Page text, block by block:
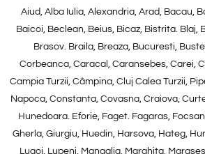
Aiud, Alba Iulia, Alexandria, Arad, Bacau,
Baicoi, Beclean, Beius, Bicaz, Bistrita. Blaj,
Brasov. Braila, Breaza, Bucuresti,
Corbeanca, Caracal, Caransebes, Carei,
Campia Turzii, Câmpina, Cluj Calea Turzii,
Napoca, Constanta, Covasna, Craiova,
Hunedoara. Eforie, Faget. Fagaras,
Gherla, Giurgiu, Huedin, Harsova, Hateg,
Lugoj, Lupeni, Mangalia, Marghita,